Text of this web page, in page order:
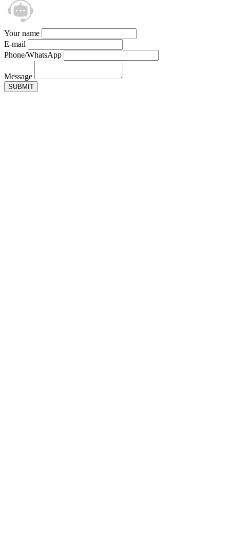
Your name
E-mail
Phone/WhatsApp
Message
SUBMIT